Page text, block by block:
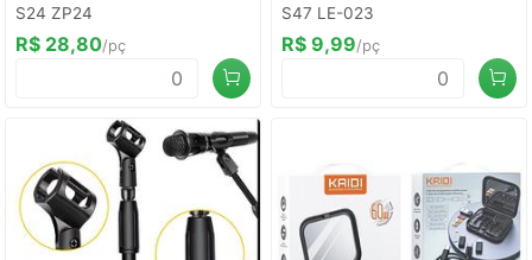
S24 ZP24
R$ 28,80/pç
S47 LE-023
R$ 9,99/pç